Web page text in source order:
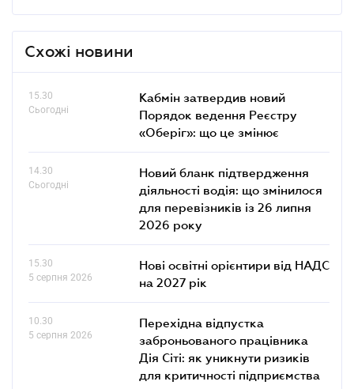
Схожі новини
15.30
Сьогодні
Кабмін затвердив новий
Порядок ведення Реєстру
«Оберіг»: що це змінює
14.30
Сьогодні
Новий бланк підтвердження
діяльності водія: що змінилося
для перевізників із 26 липня
2026 року
15.30
5 серпня 2026
Нові освітні орієнтири від НАДС
на 2027 рік
10.30
5 серпня 2026
Перехідна відпустка
заброньованого працівника
Дія Сіті: як уникнути ризиків
для критичності підприємства